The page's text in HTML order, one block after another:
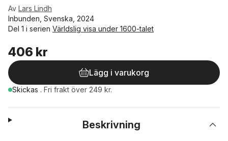
Av Lars Lindh
Inbunden, Svenska, 2024
Del 1 i serien Världslig visa under 1600-talet
406 kr
Lägg i varukorg
Skickas . Fri frakt över 249 kr.
Beskrivning